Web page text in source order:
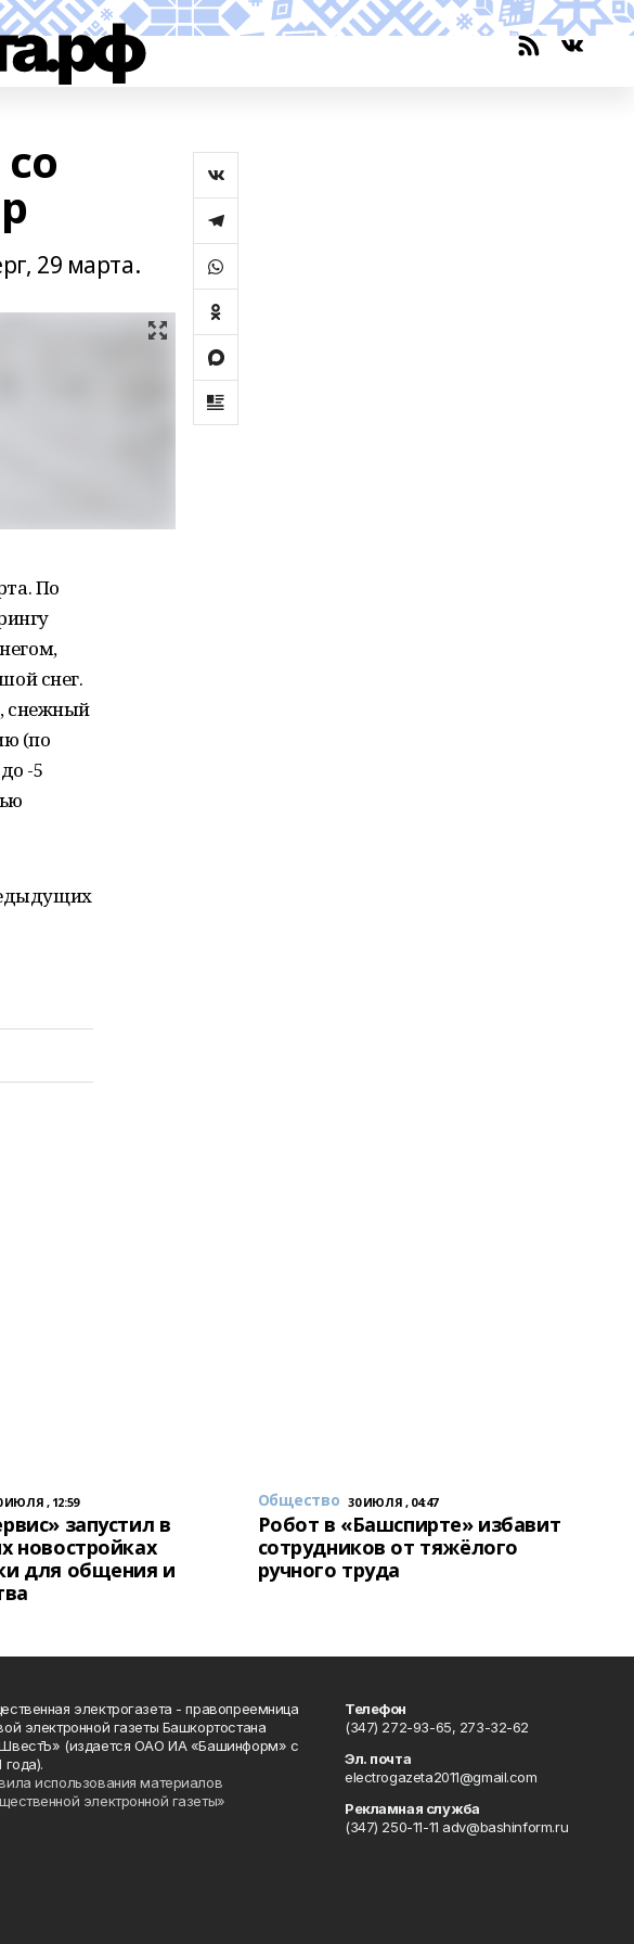
29 марта.
По
снег.
снежный
(по
-5
ИЮЛЯ , 12:59
запустил в
новостройках
для общения и
Общество 30 ИЮЛЯ , 04:47
Робот в «Башспирте» избавит
сотрудников от тяжёлого
ручного труда
электрогазета - правопреемница
электронной газеты Башкортостана
(издается ОАО ИА «Башинформ» с
года).
использования материалов
электронной газеты»
Телефон
(347) 272-93-65, 273-32-62
Эл. почта
electrogazeta2011@gmail.com
Рекламная служба
(347) 250-11-11 adv@bashinform.ru